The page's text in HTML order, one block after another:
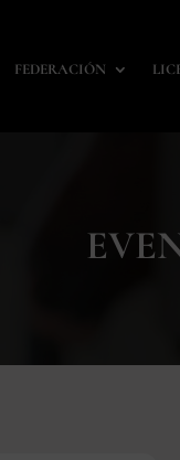
FEDERACIÓN